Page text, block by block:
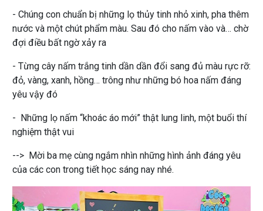
- Chúng con chuẩn bị những lọ thủy tinh nhỏ xinh, pha thêm
nước và một chút phẩm màu. Sau đó cho nấm vào và… chờ
đợi điều bất ngờ xảy ra
- Từng cây nấm trắng tinh dần dần đổi sang đủ màu rực rỡ:
đỏ, vàng, xanh, hồng… trông như những bó hoa nấm đáng
yêu vậy đó
- Những lọ nấm “khoác áo mới” thật lung linh, một buổi thí
nghiệm thật vui
--> Mời ba mẹ cùng ngắm nhìn những hình ảnh đáng yêu
của các con trong tiết học sáng nay nhé.